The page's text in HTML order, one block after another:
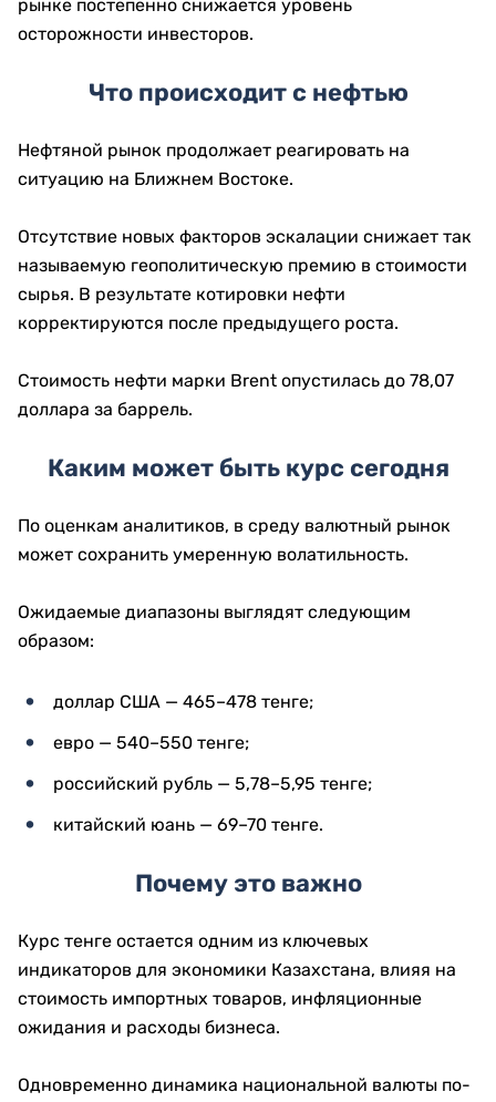
рынке постепенно снижается уровень
осторожности инвесторов.
Что происходит с нефтью
Нефтяной рынок продолжает реагировать на
ситуацию на Ближнем Востоке.
Отсутствие новых факторов эскалации снижает так
называемую геополитическую премию в стоимости
сырья. В результате котировки нефти
корректируются после предыдущего роста.
Стоимость нефти марки Brent опустилась до 78,07
доллара за баррель.
Каким может быть курс сегодня
По оценкам аналитиков, в среду валютный рынок
может сохранить умеренную волатильность.
Ожидаемые диапазоны выглядят следующим
образом:
доллар США — 465–478 тенге;
евро — 540–550 тенге;
российский рубль — 5,78–5,95 тенге;
китайский юань — 69–70 тенге.
Почему это важно
Курс тенге остается одним из ключевых
индикаторов для экономики Казахстана, влияя на
стоимость импортных товаров, инфляционные
ожидания и расходы бизнеса.
Одновременно динамика национальной валюты по-